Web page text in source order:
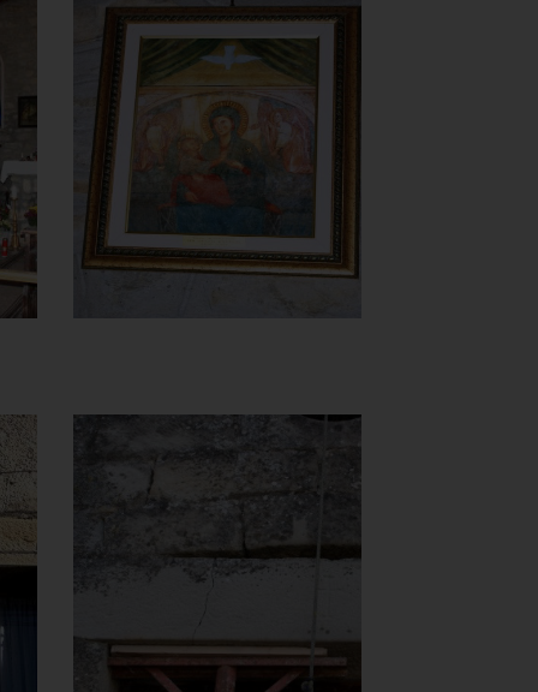
Chiesa della
Madonna del
Carmine
Quadro Madonna del
Carmine
Chiesa della
Madonna del
Trave portale
Clicca per ingrandir